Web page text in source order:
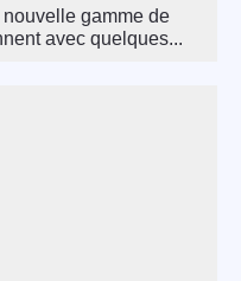
nouvelle gamme de
avec quelques...